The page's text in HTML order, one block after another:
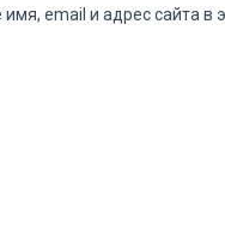
email и адрес сайта